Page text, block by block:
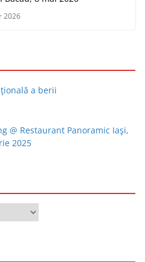
2026
a berii
@ Restaurant Panoramic Iaşi,
2025